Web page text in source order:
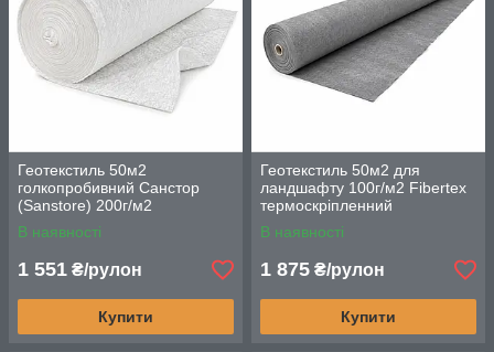
Геотекстиль 50м2
голкопробивний Санстор
(Sanstore) 200г/м2
високоміцний з
поліестерових волокон
В наявності
1 551 ₴/рулон
Купити
Геотекстиль 50м2 для
ландшафту 100г/м2 Fibertex
термоскріпленний
високоміцний нетканий
матеріал
В наявності
1 875 ₴/рулон
Купити